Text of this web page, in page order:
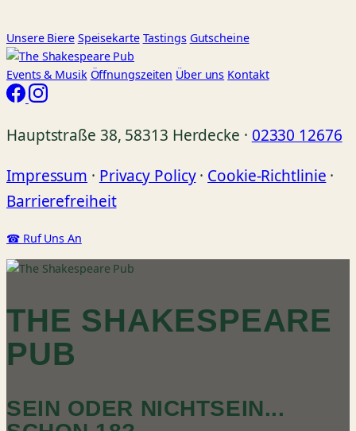
Unsere Biere Speisekarte Tastings Gutscheine
Events& Musik Öffnungszeiten Über uns Kontakt
Hauptstraße 38, 58313 Herdecke · 02330 12676
Impressum · Privacy Policy· Cookie-Richtlinie ·
Barrierefreiheit
☎ Ruf Uns An
THE SHAKESPEARE
PUB
SEIN ODER NICHTSEIN...